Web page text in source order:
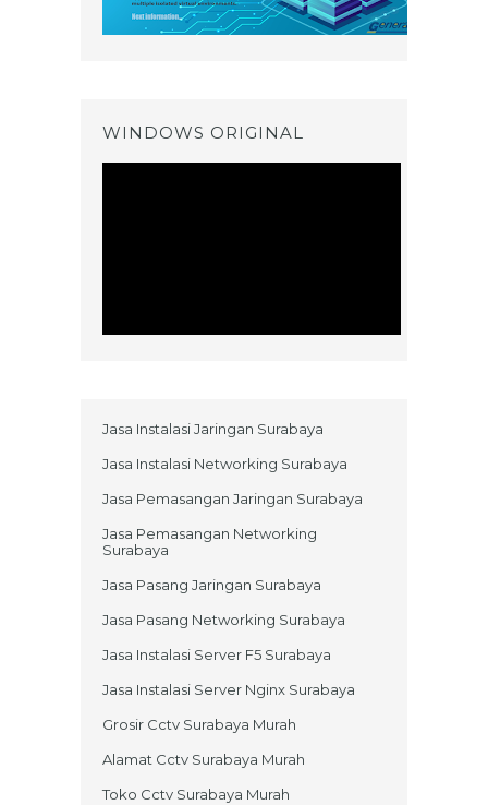
WINDOWS ORIGINAL
Jasa Instalasi Jaringan Surabaya
Jasa Instalasi Networking Surabaya
Jasa Pemasangan Jaringan Surabaya
Jasa Pemasangan Networking
Surabaya
Jasa Pasang Jaringan Surabaya
Jasa Pasang Networking Surabaya
Jasa Instalasi Server F5 Surabaya
Jasa Instalasi Server Nginx Surabaya
Grosir Cctv Surabaya Murah
Alamat Cctv Surabaya Murah
Toko Cctv Surabaya Murah